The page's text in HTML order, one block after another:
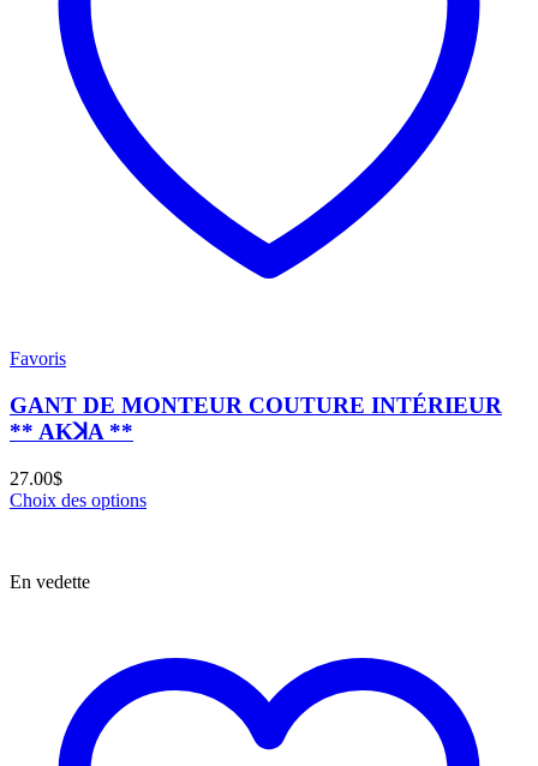
Favoris
GANT DE MONTEUR COUTURE INTÉRIEUR
** AKꓘA **
27.00$
Choix des options
En vedette